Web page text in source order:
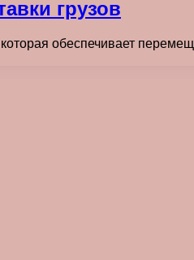
грузов
обеспечивает